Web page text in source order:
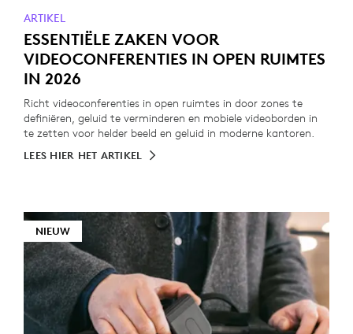
ARTIKEL
ESSENTIËLE ZAKEN VOOR
VIDEOCONFERENTIES IN OPEN RUIMTES
IN 2026
Richt videoconferenties in open ruimtes in door zones te
definiëren, geluid te verminderen en mobiele videoborden in
te zetten voor helder beeld en geluid in moderne kantoren.
LEES HIER HET ARTIKEL
NIEUW